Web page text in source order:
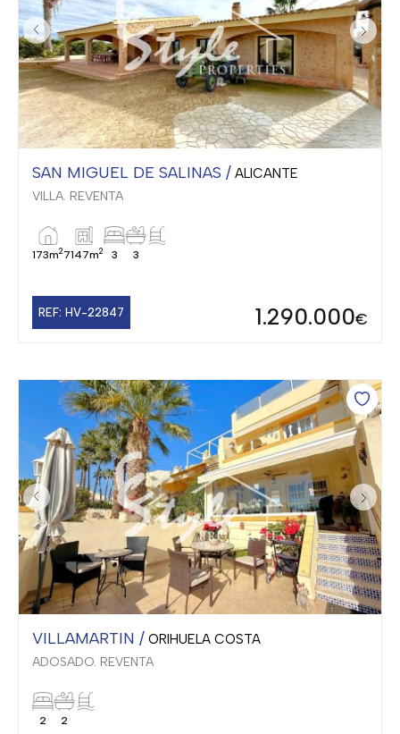
SAN MIGUEL DE SALINAS / ALICANTE
VILLA. REVENTA
173m27147m2 3 3
REF: HV-22847 1.290.000€
VILLAMARTIN / ORIHUELA COSTA
ADOSADO. REVENTA
2 2